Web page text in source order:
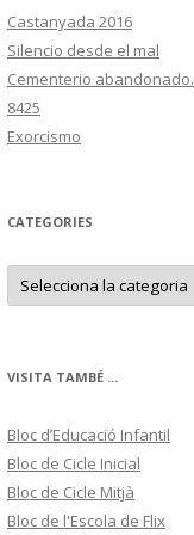
Castanyada 2016
Silencio desde el mal
Cementerio abandonado.
8425
Exorcismo
CATEGORIES
C
t
r
i
VISITA TAMBÉ ...
Bloc d’Educació Infantil
Bloc de Cicle Inicial
Bloc de Cicle Mitjà
Bloc de l'Escola de Flix